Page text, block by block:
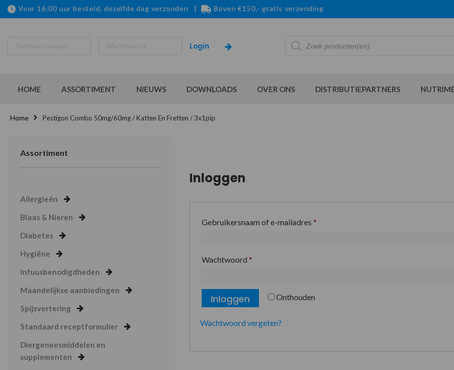
Voor 16:00 uur besteld, dezelfde dag verzonden | Boven €150,- gratis verzending
Producten
zoeken
HOME ASSORTIMENT NIEUWS DOWNLOADS OVER ONS DISTRIBUTIEPARTNERS
Home Pestigon Combo 50mg/60mg / Katten En Fretten / 3x1pip
Assortiment
Allergieën
Blaas & Nieren
Diabetes
Hygiëne
Infuusbenodigdheden
Maandelijkse aanbiedingen
Spijsvertering
Standaard receptformulier
Diergeneesmiddelen en
supplementen
Inloggen
Gebruikersnaam of e-mailadres *
Wachtwoord *
Onthouden
Inloggen
Wachtwoord vergeten?